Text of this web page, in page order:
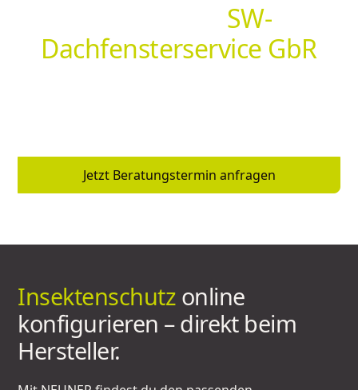
SW-
Dachfensterservice GbR
Jetzt Beratungstermin anfragen
Insektenschutz online
konfigurieren – direkt beim
Hersteller.